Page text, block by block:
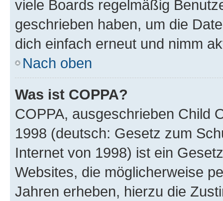
viele Boards regelmäßig
geschrieben haben, um die
dich einfach erneut und nimm
Nach oben
Was ist COPPA?
COPPA, ausgeschrieben Child
1998 (deutsch: Gesetz zum
Internet von 1998) ist ein
Websites, die möglicherweise
Jahren erheben, hierzu die